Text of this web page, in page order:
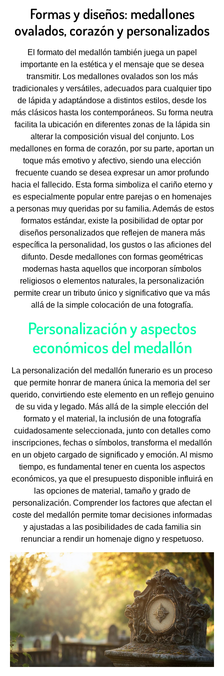
Formas y diseños: medallones
ovalados, corazón y personalizados
El formato del medallón también juega un papel
importante en la estética y el mensaje que se desea
transmitir. Los medallones ovalados son los más
tradicionales y versátiles, adecuados para cualquier tipo
de lápida y adaptándose a distintos estilos, desde los
más clásicos hasta los contemporáneos. Su forma neutra
facilita la ubicación en diferentes zonas de la lápida sin
alterar la composición visual del conjunto. Los
medallones en forma de corazón, por su parte, aportan un
toque más emotivo y afectivo, siendo una elección
frecuente cuando se desea expresar un amor profundo
hacia el fallecido. Esta forma simboliza el cariño eterno y
es especialmente popular entre parejas o en homenajes
a personas muy queridas por su familia. Además de estos
formatos estándar, existe la posibilidad de optar por
diseños personalizados que reflejen de manera más
específica la personalidad, los gustos o las aficiones del
difunto. Desde medallones con formas geométricas
modernas hasta aquellos que incorporan símbolos
religiosos o elementos naturales, la personalización
permite crear un tributo único y significativo que va más
allá de la simple colocación de una fotografía.
Personalización y aspectos
económicos del medallón
La personalización del medallón funerario es un proceso
que permite honrar de manera única la memoria del ser
querido, convirtiendo este elemento en un reflejo genuino
de su vida y legado. Más allá de la simple elección del
formato y el material, la inclusión de una fotografía
cuidadosamente seleccionada, junto con detalles como
inscripciones, fechas o símbolos, transforma el medallón
en un objeto cargado de significado y emoción. Al mismo
tiempo, es fundamental tener en cuenta los aspectos
económicos, ya que el presupuesto disponible influirá en
las opciones de material, tamaño y grado de
personalización. Comprender los factores que afectan el
coste del medallón permite tomar decisiones informadas
y ajustadas a las posibilidades de cada familia sin
renunciar a rendir un homenaje digno y respetuoso.